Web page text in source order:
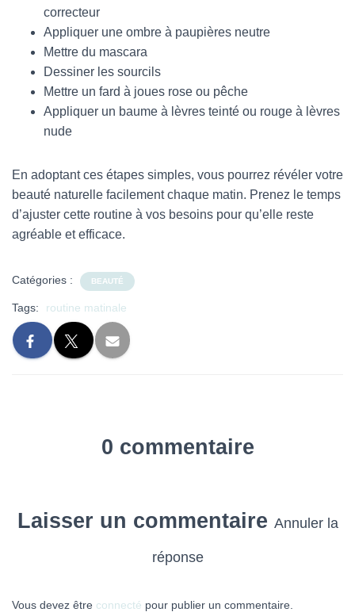
correcteur
Appliquer une ombre à paupières neutre
Mettre du mascara
Dessiner les sourcils
Mettre un fard à joues rose ou pêche
Appliquer un baume à lèvres teinté ou rouge à lèvres
nude
En adoptant ces étapes simples, vous pourrez révéler votre
beauté naturelle facilement chaque matin. Prenez le temps
d’ajuster cette routine à vos besoins pour qu’elle reste
agréable et efficace.
Catégories : BEAUTÉ
Tags: routine matinale
0 commentaire
Laisser un commentaire Annuler la
réponse
Vous devez être connecté pour publier un commentaire.